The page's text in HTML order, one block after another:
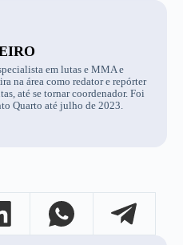
em lutas e MMA e
na área como redator e repórter
até se tornar coordenador. Foi
Quarto até julho de 2023.